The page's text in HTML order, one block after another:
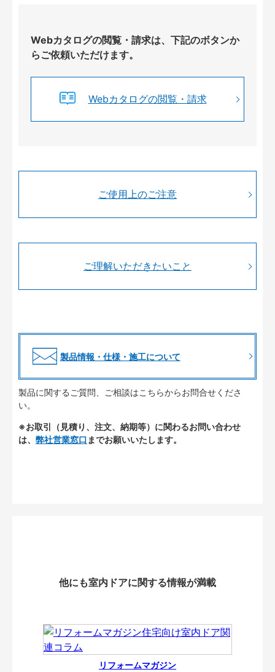
Webカタログの閲覧・請求は、下記のボタンか
らご依頼いただけます。
Webカタログの閲覧・請求
ご使用上のご注意
ご理解いただきたいこと
製品情報・仕様・施工について
製品に関するご質問、ご相談はこちらからお問合せくださ
い。
※お取引（見積り、注文、納期等）に関わるお問い合わせ
は、 弊社営業窓口 までお願いいたします。
他にも室内ドアに関する情報が満載
リフォームマガジン